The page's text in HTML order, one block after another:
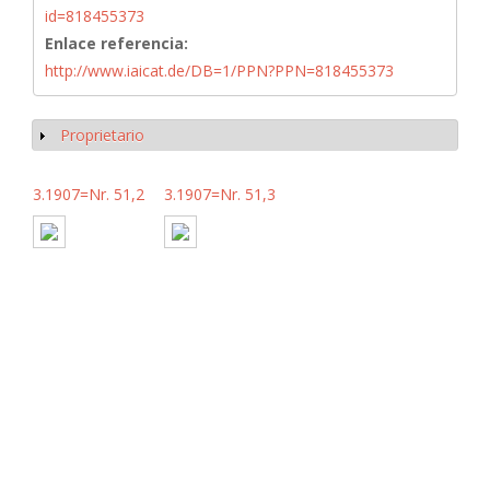
id=818455373
Enlace referencia:
http://www.iaicat.de/DB=1/PPN?PPN=818455373
Mostrar
Proprietario
3.1907=Nr. 51,2 3.1907=Nr. 51,3